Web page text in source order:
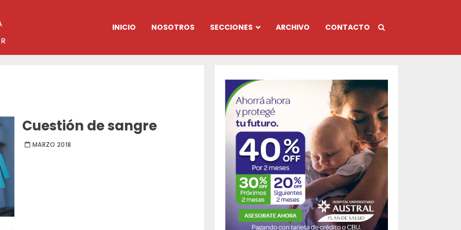
INICIO NOSOTROS SECCIONES ARCHIVO CONTACTO
Cuestión de sangre
MARZO 2018